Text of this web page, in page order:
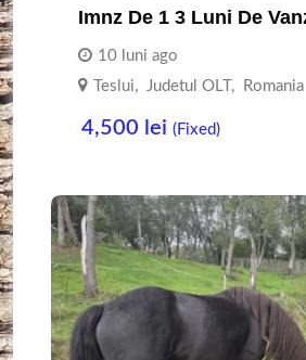
Imnz De 1 3 Luni De
10 luni ago
Teslui, Judetul OLT , Romania
4,500 lei (Fixed)